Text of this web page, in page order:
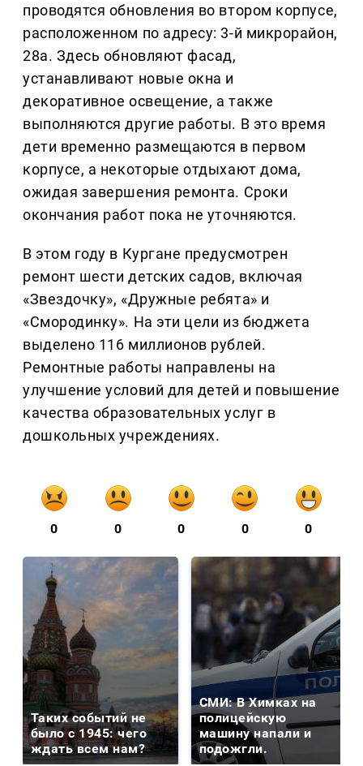
проводятся обновления во втором корпусе,
расположенном по адресу: 3-й микрорайон,
28а. Здесь обновляют фасад,
устанавливают новые окна и
декоративное освещение, а также
выполняются другие работы. В это время
дети временно размещаются в первом
корпусе, а некоторые отдыхают дома,
ожидая завершения ремонта. Сроки
окончания работ пока не уточняются.
В этом году в Кургане предусмотрен
ремонт шести детских садов, включая
«Звездочку», «Дружные ребята» и
«Смородинку». На эти цели из бюджета
выделено 116 миллионов рублей.
Ремонтные работы направлены на
улучшение условий для детей и повышение
качества образовательных услуг в
дошкольных учреждениях.
0 0 0 0 0
Таких событий не
было с 1945: чего
ждать всем нам?
СМИ: В Химках на
полицейскую
машину напали и
подожгли.